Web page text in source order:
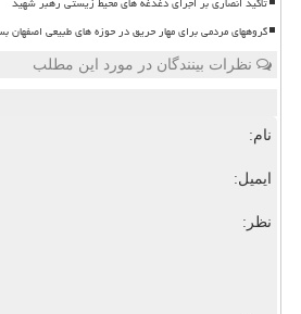
گروههای مردمی برای مهار حریق در حوزه های طبیعی اصفهان
نظرات بینندگان در مورد این مطلب
نام:
ایمیل:
نظر: